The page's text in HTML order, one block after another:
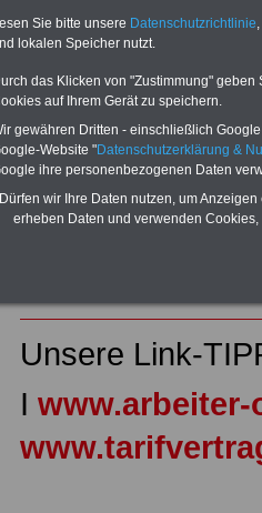
das mindestens einmal im
Komfort: Sie können aus
direkt zur weiterführenden
mehrere OnlineBücher bzw.
Beamtinnen und Beamte
und Ländern,
Nebentätig-keitsrecht für
wir ausgewählte Links, z.B.
Teilzeitantrag usw.>>>hier
Hier den
Unsere Link-
I www.arbeiter-
Sie bitte unsere Datenschutzrichtlinie
lokalen Speicher nutzt.
das Klicken von "Zustimmung"
auf Ihrem Gerät zu speichern.
gewähren Dritten - einschließlich
Website "Datenschutzerklärung &
ihre personenbezogenen Daten
Dürfen wir Ihre Daten nutzen, um
erheben Daten und verwenden